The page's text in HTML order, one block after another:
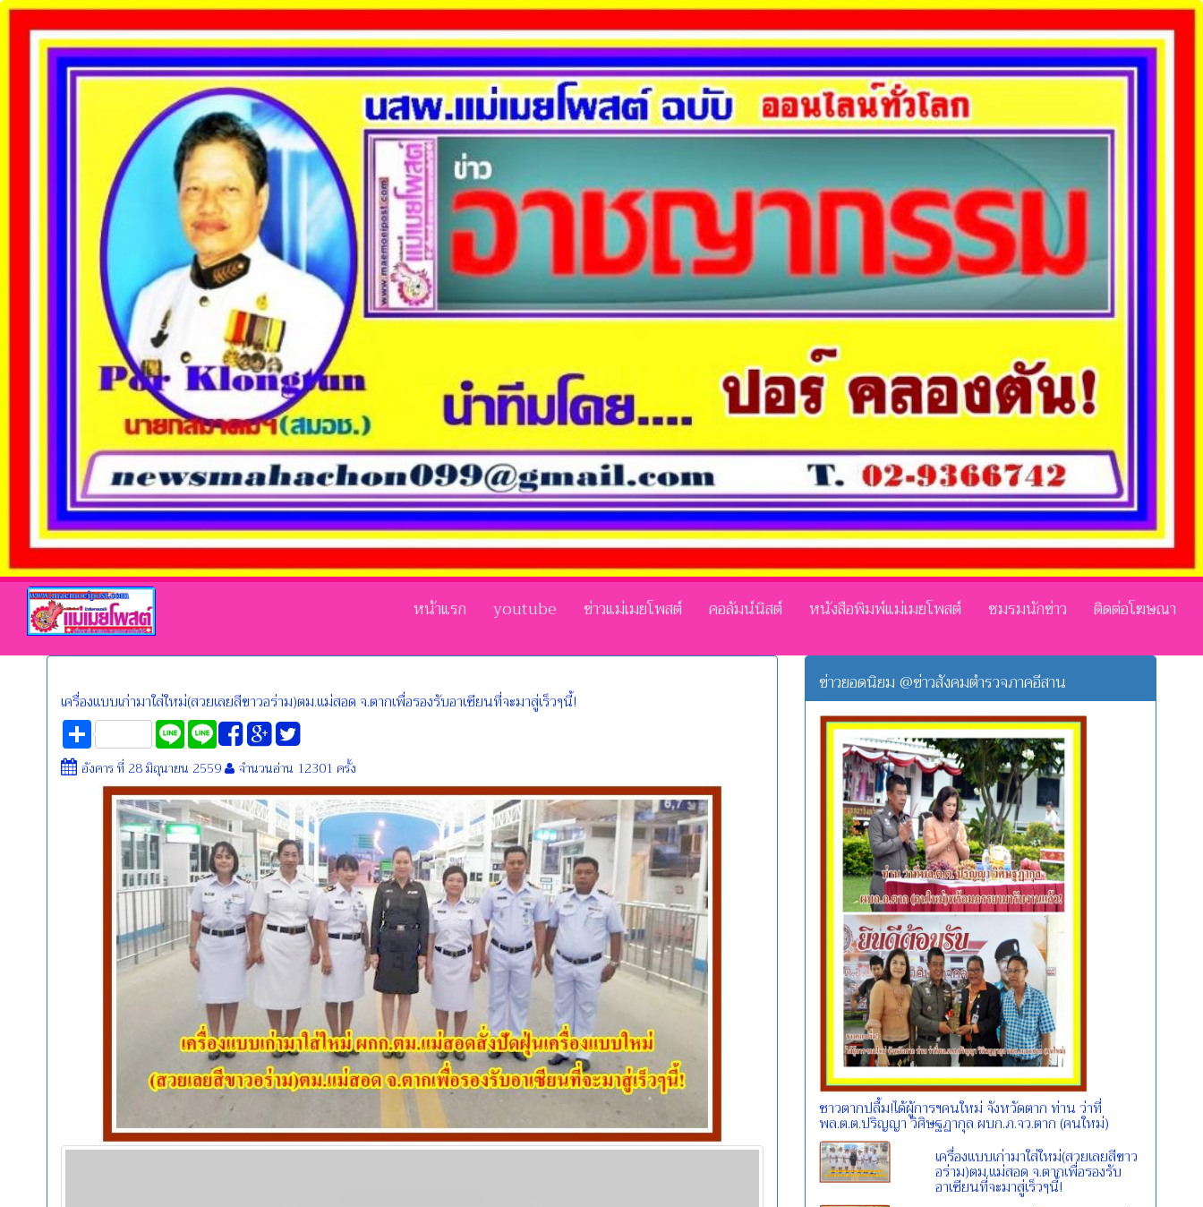
หน้าแรก youtube ข่าวแม่เมยโพสต์ คอลัมน์นิสต์ หนังสือพิมพ์แม่เมยโพสต์ ชมรมนักข่าว ติดต่อโฆษณา
เครื่องแบบเก่ามาใส่ใหม่(สวยเลยสีขาวอร่าม)ตม.แม่สอด จ.ตากเพื่อรองรับอาเซียนที่จะมาสู่เร็วๆนี้!
Share
LineLine
อังคาร ที่ 28 มิถุนายน 2559 จำนวนอ่าน 12301 ครั้ง
ข่าวยอดนิยม @ข่าวสังคมตำรวจภาคอีสาน
ชาวตากปลื้ม!ได้ผู้การฯคนใหม่ จังหวัดตาก ท่าน ว่าที่
พล.ต.ต.ปริญญา วิศิษฐฏากุล ผบก.ภ.จว.ตาก (คนใหม่)
เครื่องแบบเก่ามาใส่ใหม่(สวยเลยสีขาว
อร่าม)ตม.แม่สอด จ.ตากเพื่อรองรับ
อาเซียนที่จะมาสู่เร็วๆนี้!